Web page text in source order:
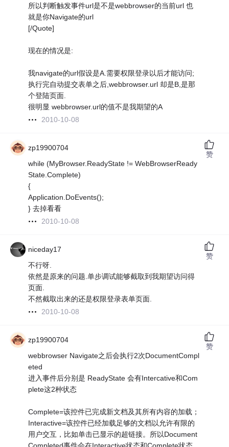
所以判断触发事件url是不是webbrowser的当前url 也
就是你Navigate的url
[/Quote]
现在的情况是:
我navigate的url假设是A.需要权限登录以后才能访问;
执行完自动提交表单之后,webbrowser.url 却是B,是那
个登陆页面.
很明显 webbrowser.url的值不是我期望的A
2010-10-08
zp19900704
while (MyBrowser.ReadyState != WebBrowserReady
State.Complete)
{
Application.DoEvents();
} 去掉看看
2010-10-08
赞
niceday17
不行呀.
依然是原来的问题.单步调试能够截取到我期望访问得
页面.
不然截取出来的还是权限登录表单页面.
2010-10-08
赞
zp19900704
webbrowser Navigate之后会执行2次DocumentCompl
eted
进入事件后分别是 ReadyState 会有Intercative和Com
plete这2种状态
Complete=该控件已完成新文档及其所有内容的加载；
Interactive=该控件已经加载足够的文档以允许有限的
用户交互，比如单击已显示的超链接。所以Document
赞